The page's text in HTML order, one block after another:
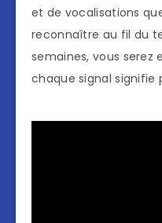
et de vocalisations
reconnaître au fil du
semaines, vous serez
chaque signal signifie